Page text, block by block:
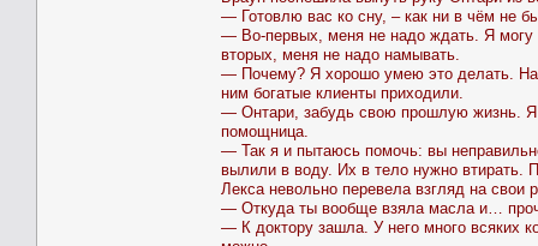
— Готовлю вас ко сну, – как ни в чём не
— Во-первых, меня не надо ждать. Я могу
вторых, меня не надо намывать.
— Почему? Я хорошо умею это делать.
ним богатые клиенты приходили.
— Онтари, забудь свою прошлую жизнь. Я
помощница.
— Так я и пытаюсь помочь: вы
вылили в воду. Их в тело нужно
Лекса невольно перевела взгляд на
— Откуда ты вообще взяла масла и…
— К доктору зашла. У него много всяких